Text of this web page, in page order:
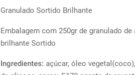
Granulado Sortido Brilhante
Embalagem com 250gr de granulado de
brilhante Sortido
Ingredientes: açúcar, óleo